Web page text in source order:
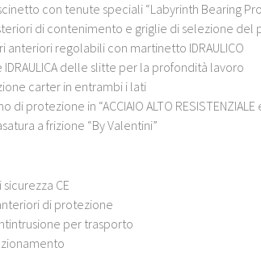
con tenute speciali “Labyrinth Bearing
di contenimento e griglie di selezione del
anteriori regolabili con martinetto IDRAULICO
delle slitte per la profondità lavoro
carter in entrambi i lati
di protezione in “ACCIAIO ALTO RESISTENZIALE
a frizione “By Valentini”
CE
di protezione
per trasporto